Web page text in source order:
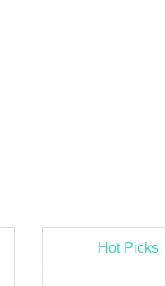
Hot Picks